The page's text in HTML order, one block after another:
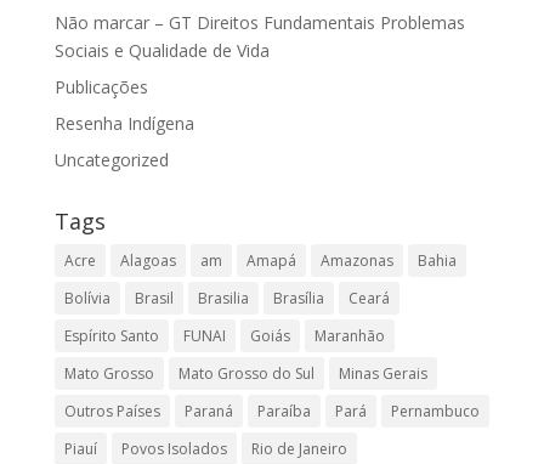
Não marcar – GT Direitos Fundamentais Problemas
Sociais e Qualidade de Vida
Publicações
Resenha Indígena
Uncategorized
Tags
Acre Alagoas am Amapá Amazonas
Bahia
Bolívia
Brasil Brasilia Brasília
Ceará
Espírito Santo
FUNAI Goiás
Maranhão
Mato Grosso
Mato Grosso do Sul
Minas Gerais
Outros Países
Paraná Paraíba Pará
Pernambuco
Piauí
Povos Isolados
Rio de Janeiro